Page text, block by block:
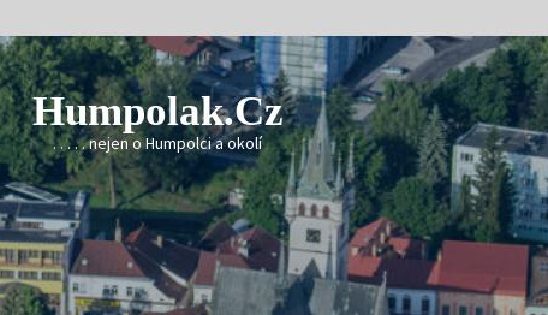
Humpolak.cz
. . . . . nejen o Humpolci a okolí